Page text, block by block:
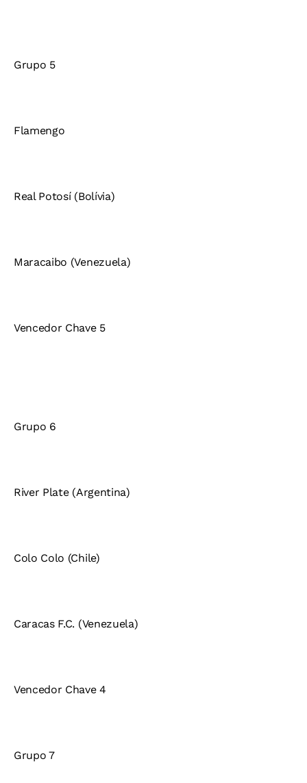
Grupo 5
Flamengo
Real Potosí (Bolívia)
Maracaibo (Venezuela)
Vencedor Chave 5
Grupo 6
River Plate (Argentina)
Colo Colo (Chile)
Caracas F.C. (Venezuela)
Vencedor Chave 4
Grupo 7